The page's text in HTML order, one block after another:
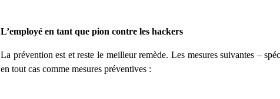
L’employé en tant que pion contre les hackers
La prévention est et reste le meilleur remède. Les mesures suivantes –
en tout cas comme mesures préventives :